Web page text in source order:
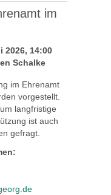
im
2026, 14:00
Schalke
im Ehrenamt
vorgestellt.
langfristige
ist auch
gefragt.